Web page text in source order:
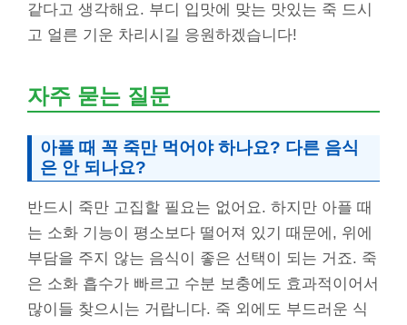
같다고 생각해요. 부디 입맛에 맞는 맛있는 죽 드시
고 얼른 기운 차리시길 응원하겠습니다!
자주 묻는 질문
아플 때 꼭 죽만 먹어야 하나요? 다른 음식
은 안 되나요?
반드시 죽만 고집할 필요는 없어요. 하지만 아플 때
는 소화 기능이 평소보다 떨어져 있기 때문에, 위에
부담을 주지 않는 음식이 좋은 선택이 되는 거죠. 죽
은 소화 흡수가 빠르고 수분 보충에도 효과적이어서
많이들 찾으시는 거랍니다. 죽 외에도 부드러운 식